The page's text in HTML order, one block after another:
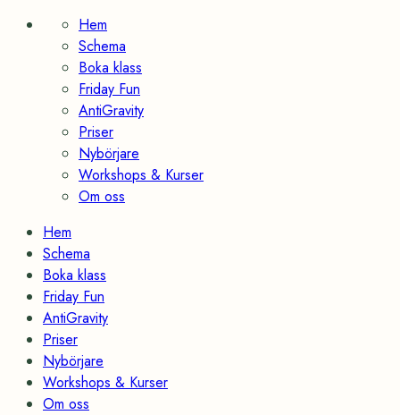
Skip
Hem
Schema
Boka klass
Friday Fun
AntiGravity
Priser
Nybörjare
Workshops & Kurser
Om oss
Hem
Schema
Boka klass
Friday Fun
AntiGravity
Priser
Nybörjare
Workshops & Kurser
Om oss